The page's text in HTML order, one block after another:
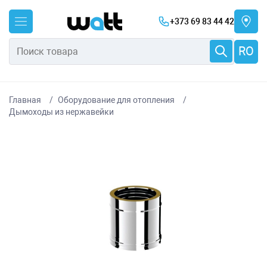
+373 69 83 44 42
RO
Главная
Оборудование для отопления
Дымоходы из нержавейки